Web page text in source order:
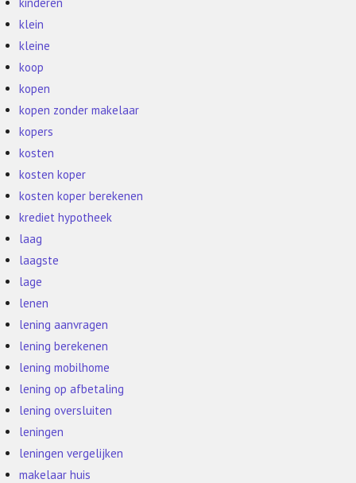
klein
kleine
koop
kopen
kopen zonder makelaar
kopers
kosten
kosten koper
kosten koper berekenen
krediet hypotheek
laag
laagste
lage
lenen
lening aanvragen
lening berekenen
lening mobilhome
lening op afbetaling
lening oversluiten
leningen
leningen vergelijken
makelaar huis